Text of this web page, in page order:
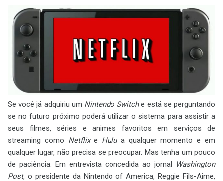
Se você já adquiriu um Nintendo Switche está se perguntando
se no futuro próximo poderá utilizar o sistema para assistir a
seus filmes, séries e animes favoritos em serviços de
streaming como Netflixe Hulua qualquer momento e em
qualquer lugar, não precisa se preocupar. Mas tenha um pouco
de paciência. Em entrevista concedida ao jornal
Washington
Post, o presidente da Nintendo of America, Reggie Fils-Aime,